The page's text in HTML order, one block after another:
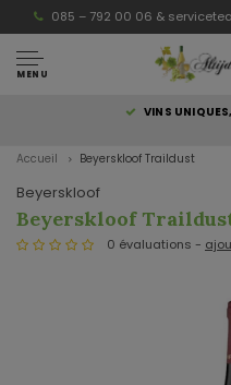
085 – 792 00 06 &
MENU
VINS
Accueil Beyerskloof Traildust
Beyerskloof
Beyerskloof
0 évaluations -